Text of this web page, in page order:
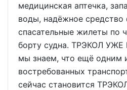
медицинская аптечка,
воды, надёжное средство
спасательные жилеты по
борту судна. ТРЭКОЛ
мы знаем, что ещё одним
востребованных
сейчас становится